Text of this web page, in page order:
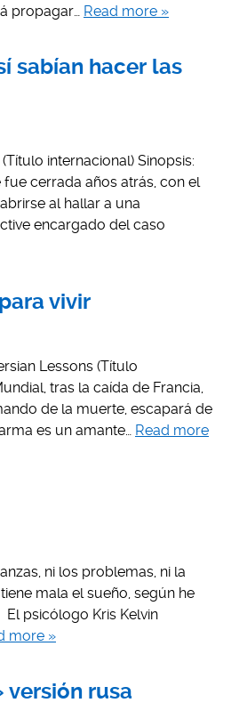
propagar… Read more »
sabían hacer las
internacional) Sinopsis:
cerrada años atrás, con el
al hallar a una
encargado del caso
vivir
Lessons (Título
tras la caída de Francia,
de la muerte, escapará de
es un amante… Read more
ni los problemas, ni la
mala el sueño, según he
psicólogo Kris Kelvin
more »
versión rusa